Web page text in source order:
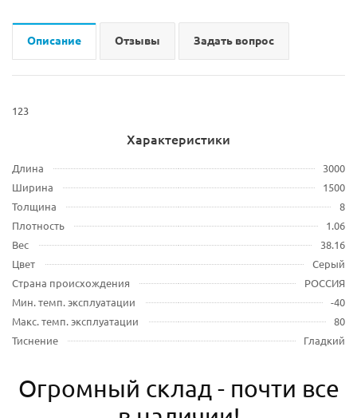
Описание Отзывы Задать вопрос
123
Характеристики
Длина
3000
Ширина
1500
Толщина
8
Плотность
1.06
Вес
38.16
Цвет
Серый
Страна происхождения
РОССИЯ
Мин. темп. эксплуатации
-40
Макс. темп. эксплуатации
80
Тиснение
Гладкий
Огромный склад - почти все